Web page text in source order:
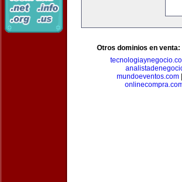
Otros dominios en venta:
mundoeventos.com|